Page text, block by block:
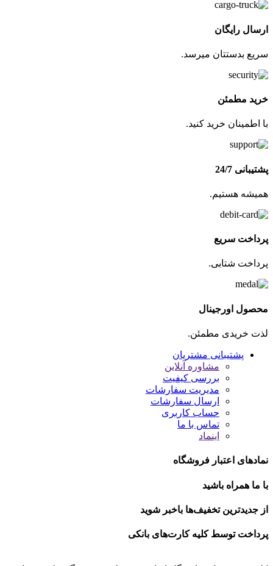
ارسال رایگان
سریع بدستتان میرسد.
خرید مطمئن
با اطمینان خرید کنید.
پشتیبانی 24/7
همیشه هستیم.
پرداخت سریع
پرداخت شتابی.
محصول اورجینال
لذت خریدی مطمئن.
پشتیبانی مشتریان
مشاوره آنلاین
بررسی کیفیت
مدیریت سفارشات
ارسال سفارشات
حساب کاربری
تماس با ما
اینماد
نمادهای اعتبار فروشگاه
با ما همراه باشید
از جدیدترین تخفیف‌ها باخبر شوید
پرداخت توسط کلیه کارت‌های بانکی